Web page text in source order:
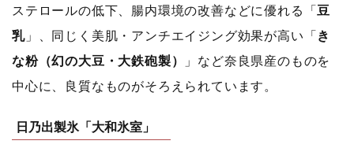
ステロールの低下、腸内環境の改善などに優れる「豆
乳」、同じく美肌・アンチエイジング効果が高い「き
な粉（幻の大豆・大鉄砲製）
」など奈良県産のものを
中心に、良質なものがそろえられています。
日乃出製氷「大和氷室」